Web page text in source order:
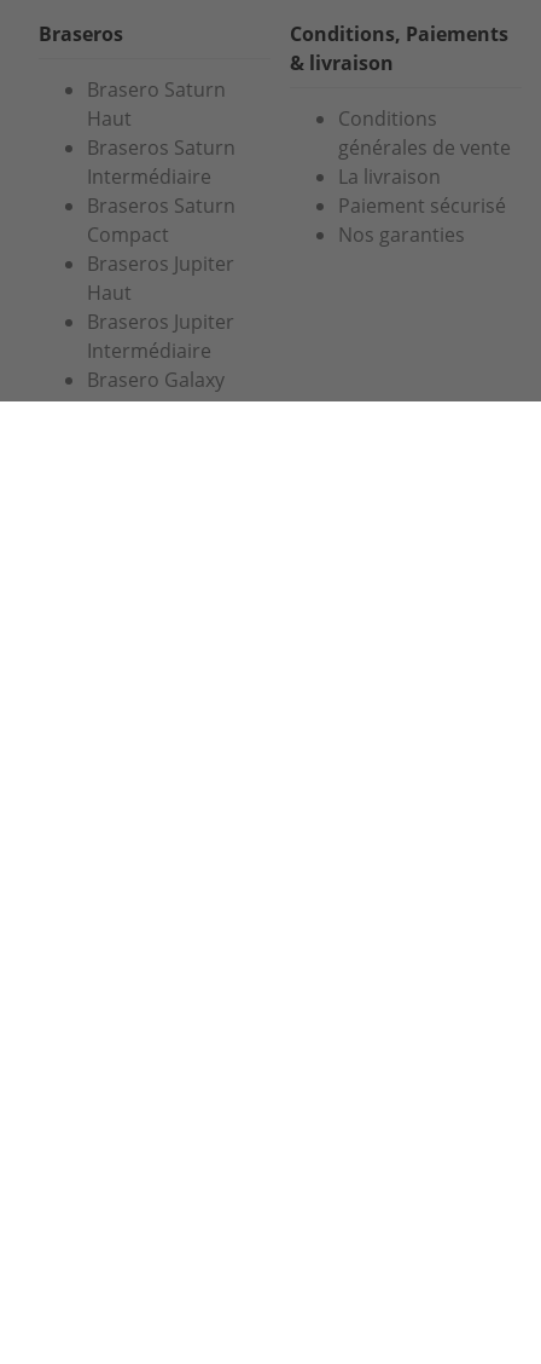
Braseros
Brasero Saturn
Haut
Braseros Saturn
Intermédiaire
Braseros Saturn
Compact
Braseros Jupiter
Haut
Braseros Jupiter
Intermédiaire
Brasero Galaxy
Conditions, Paiements
& livraison
Conditions
générales de vente
La livraison
Paiement sécurisé
Nos garanties